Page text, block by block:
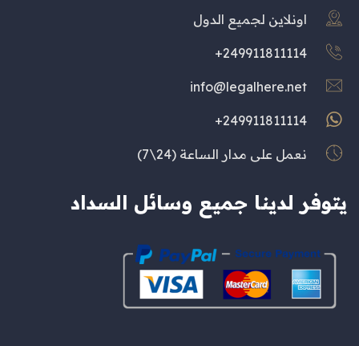
اونلاين لجميع الدول
249911811114+
info@legalhere.net
249911811114+
نعمل على مدار الساعة (24\7)
يتوفر لدينا جميع وسائل السداد